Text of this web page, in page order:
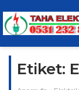
Etiket: